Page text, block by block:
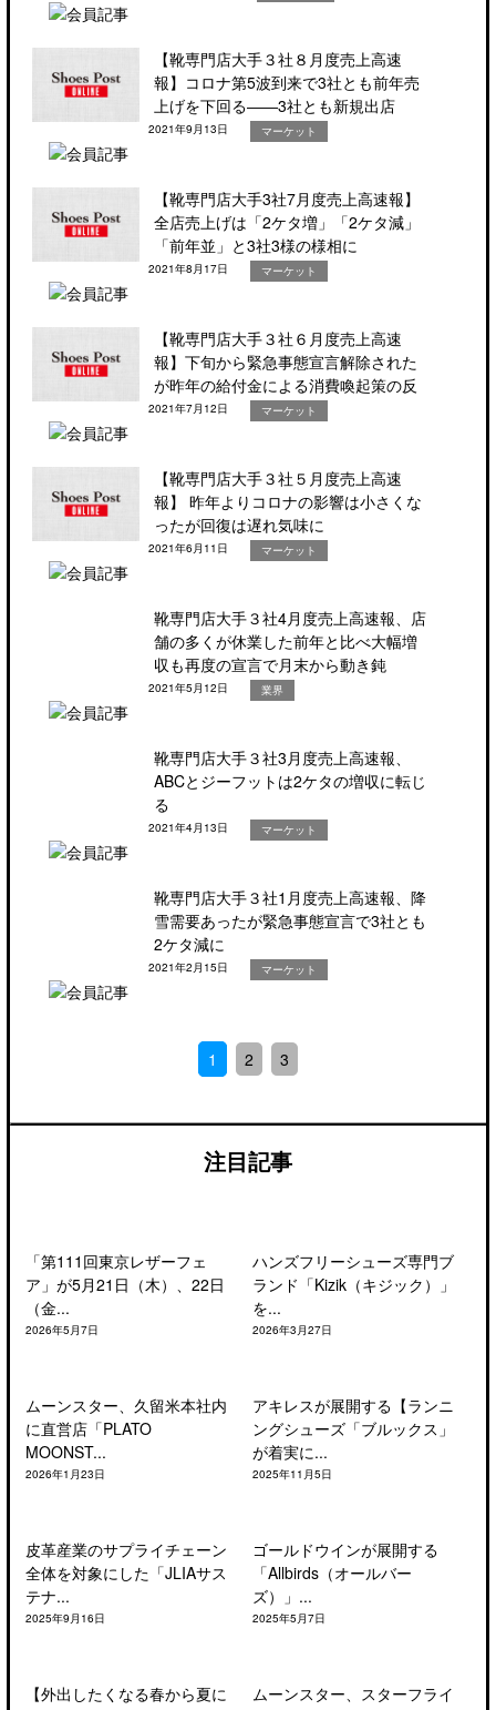
【靴専門店大手３社８月度売上高速
報】コロナ第5波到来で3社とも前年売
上げを下回る――3社とも新規出店
2021年9月13日 マーケット
【靴専門店大手3社7月度売上高速報】
全店売上げは「2ケタ増」「2ケタ減」
「前年並」と3社3様の様相に
2021年8月17日 マーケット
【靴専門店大手３社６月度売上高速
報】下旬から緊急事態宣言解除された
が昨年の給付金による消費喚起策の反
2021年7月12日 マーケット
【靴専門店大手３社５月度売上高速
報】 昨年よりコロナの影響は小さくな
ったが回復は遅れ気味に
2021年6月11日 マーケット
靴専門店大手３社4月度売上高速報、店
舗の多くが休業した前年と比べ大幅増
収も再度の宣言で月末から動き鈍
2021年5月12日 業界
靴専門店大手３社3月度売上高速報、
ABCとジーフットは2ケタの増収に転じ
る
2021年4月13日 マーケット
靴専門店大手３社1月度売上高速報、降
雪需要あったが緊急事態宣言で3社とも
2ケタ減に
2021年2月15日 マーケット
1 2 3
注目記事
「第111回東京レザーフェ
ア」が5月21日（木）、22日
（金...
2026年5月7日
ハンズフリーシューズ専門ブ
ランド「Kizik（キジック）」
を...
2026年3月27日
ムーンスター、久留米本社内
に直営店「PLATO
MOONST...
2026年1月23日
アキレスが展開する【ランニ
ングシューズ「ブルックス」
が着実に...
2025年11月5日
皮革産業のサプライチェーン
全体を対象にした「JLIAサス
テナ...
2025年9月16日
ゴールドウインが展開する
「Allbirds（オールバー
ズ）」...
2025年5月7日
【外出したくなる春から夏に
ムーンスター、スターフライ